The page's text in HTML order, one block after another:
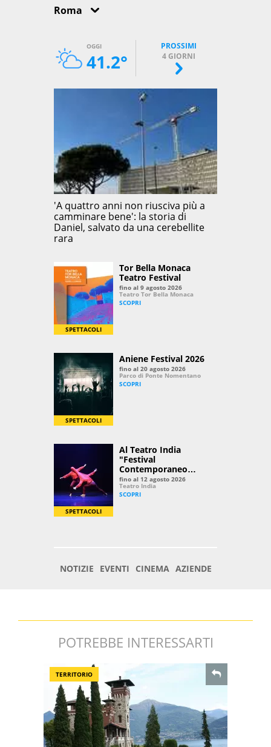
POTREBBE INTERESSARTI
TERRITORIO